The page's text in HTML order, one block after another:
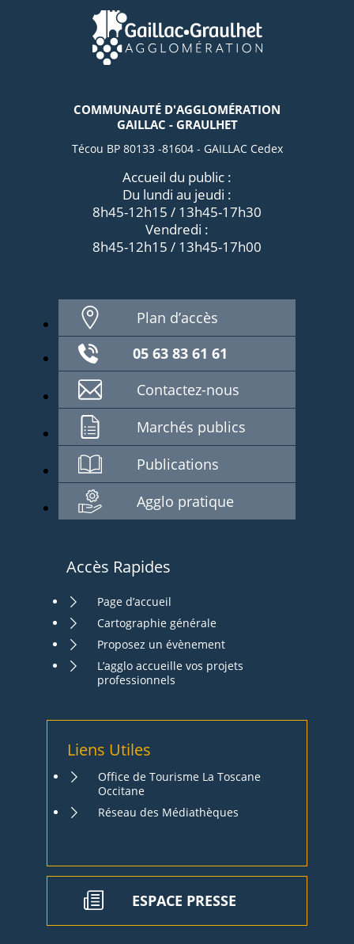
COMMUNAUTÉ D'AGGLOMÉRATION
GAILLAC - GRAULHET
Técou BP 80133 -81604 - GAILLAC Cedex
Accueil du public :
Du lundi au jeudi :
8h45-12h15 / 13h45-17h30
Vendredi :
8h45-12h15 / 13h45-17h00
Plan d’accès
05 63 83 61 61
Contactez-nous
Marchés publics
Publications
Agglo pratique
Accès Rapides
Page d’accueil
Cartographie générale
Proposez un évènement
L’agglo accueille vos projets
professionnels
Liens Utiles
Office de Tourisme La Toscane
Occitane
Réseau des Médiathèques
ESPACE PRESSE